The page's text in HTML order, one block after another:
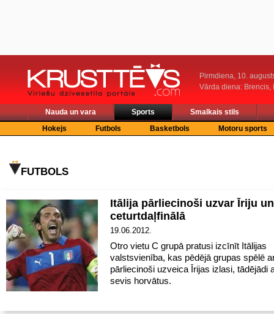
Pirmdiena, 10.
Vārda diena: Brencis,
Nauda un vara Sports
Smalkais stils
Hokejs
Futbols Basketbols Motoru sports
FUTBOLS
Itālija pārliecinoši uzvar Īriju
ceturtdaļfinālā
19.06.2012.
Otro vietu C grupā pratusi izcīnīt Itālijas
valstsvienība, kas pēdējā grupas spēlē
pārliecinoši uzveica Īrijas izlasi, tādējādi
sevis horvātus.